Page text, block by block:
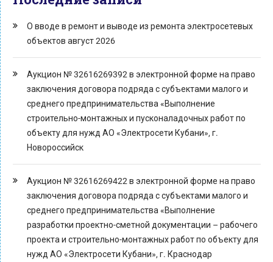
О вводе в ремонт и выводе из ремонта электросетевых
объектов август 2026
Аукцион № 32616269392 в электронной форме на право
заключения договора подряда с субъектами малого и
среднего предпринимательства «Выполнение
строительно-монтажных и пусконаладочных работ по
объекту для нужд АО «Электросети Кубани», г.
Новороссийск
Аукцион № 32616269422 в электронной форме на право
заключения договора подряда с субъектами малого и
среднего предпринимательства «Выполнение
разработки проектно-сметной документации – рабочего
проекта и строительно-монтажных работ по объекту для
нужд АО «Электросети Кубани», г. Краснодар